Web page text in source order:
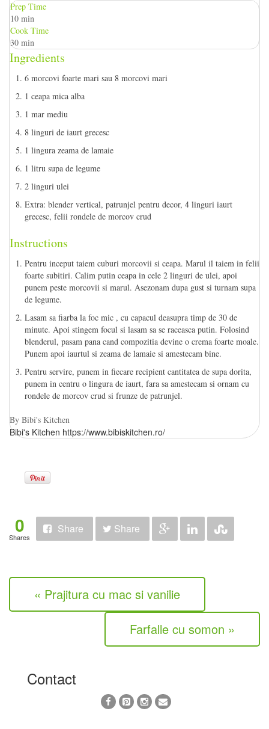
Prep Time
10 min
Cook Time
30 min
Ingredients
6 morcovi foarte mari sau 8 morcovi mari
1 ceapa mica alba
1 mar mediu
8 linguri de iaurt grecesc
1 lingura zeama de lamaie
1 litru supa de legume
2 linguri ulei
Extra: blender vertical, patrunjel pentru decor, 4 linguri iaurt
grecesc, felii rondele de morcov crud
Instructions
Pentru inceput taiem cuburi morcovii si ceapa. Marul il taiem in felii
foarte subitiri. Calim putin ceapa in cele 2 linguri de ulei, apoi
punem peste morcovii si marul. Asezonam dupa gust si turnam supa
de legume.
Lasam sa fiarba la foc mic , cu capacul deasupra timp de 30 de
minute. Apoi stingem focul si lasam sa se raceasca putin. Folosind
blenderul, pasam pana cand compozitia devine o crema foarte moale.
Punem apoi iaurtul si zeama de lamaie si amestecam bine.
Pentru servire, punem in fiecare recipient cantitatea de supa dorita,
punem in centru o lingura de iaurt, fara sa amestecam si ornam cu
rondele de morcov crud si frunze de patrunjel.
By Bibi's Kitchen
Bibi's Kitchen https://www.bibiskitchen.ro/
0
Shares
Share Share
« Prajitura cu mac si vanilie
Farfalle cu somon »
Contact